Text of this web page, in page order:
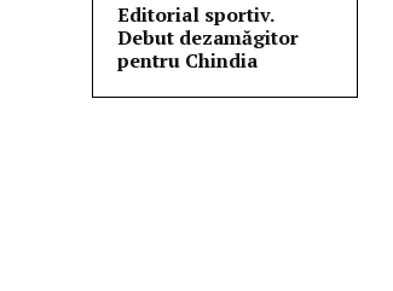
Editorial sportiv.
Debut dezamăgitor
pentru Chindia